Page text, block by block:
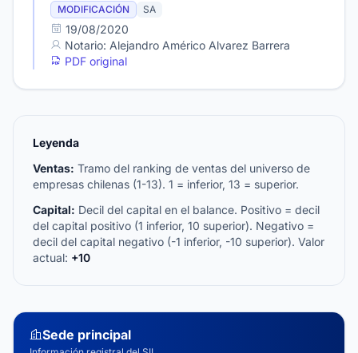
MODIFICACIÓN SA
19/08/2020
Notario: Alejandro Américo Alvarez Barrera
PDF original
Leyenda
Ventas: Tramo del ranking de ventas del universo de
empresas chilenas (1-13). 1 = inferior, 13 = superior.
Capital: Decil del capital en el balance. Positivo = decil
del capital positivo (1 inferior, 10 superior). Negativo =
decil del capital negativo (-1 inferior, -10 superior). Valor
actual: +10
Sede principal